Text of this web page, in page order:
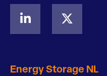
Energy Storage NL